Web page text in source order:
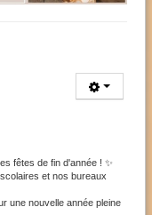
fêtes de fin d'année ! ✨
et nos bureaux
une nouvelle année pleine